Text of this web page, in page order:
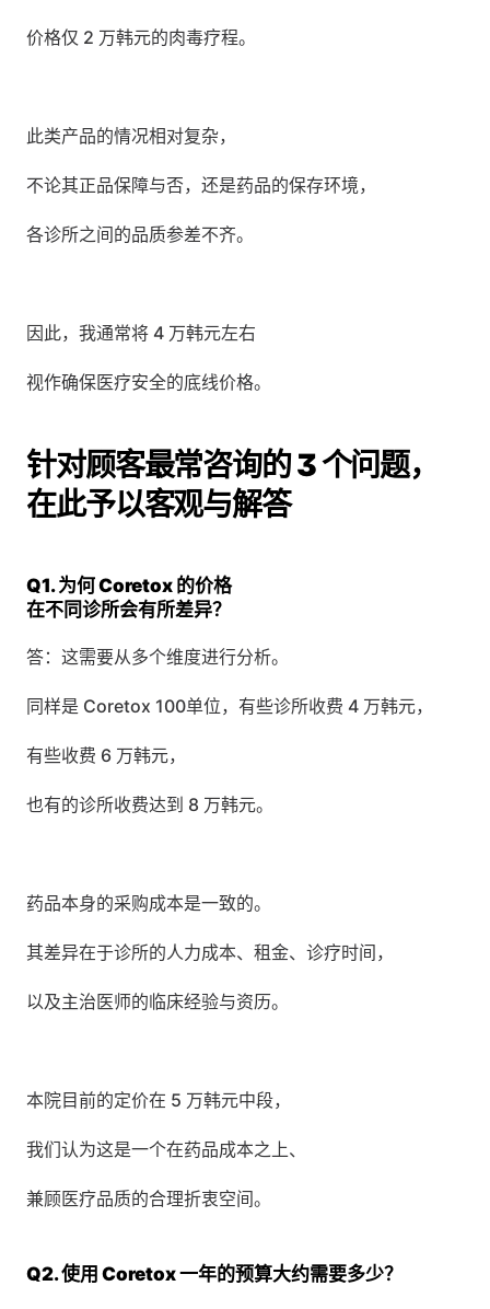
价格仅 2 万韩元的肉毒疗程。
此类产品的情况相对复杂，
不论其正品保障与否，还是药品的保存环境，
各诊所之间的品质参差不齐。
因此，我通常将 4 万韩元左右
视作确保医疗安全的底线价格。
针对顾客最常咨询的 3 个问题，
在此予以客观与解答
Q1. 为何 Coretox 的价格
在不同诊所会有所差异？
答：这需要从多个维度进行分析。
同样是 Coretox 100单位，有些诊所收费 4 万韩元，
有些收费 6 万韩元，
也有的诊所收费达到 8 万韩元。
药品本身的采购成本是一致的。
其差异在于诊所的人力成本、租金、诊疗时间，
以及主治医师的临床经验与资历。
本院目前的定价在 5 万韩元中段，
我们认为这是一个在药品成本之上、
兼顾医疗品质的合理折衷空间。
Q2. 使用 Coretox 一年的预算大约需要多少？